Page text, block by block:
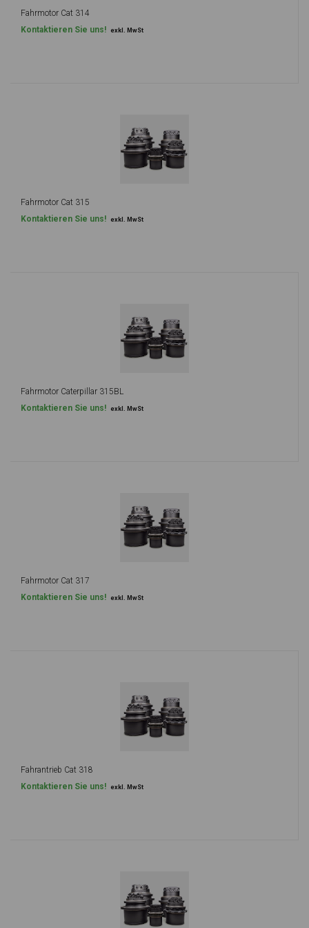
Fahrmotor Cat 314
Kontaktieren Sie uns! exkl. MwSt
Fahrmotor Cat 315
Kontaktieren Sie uns! exkl. MwSt
Fahrmotor Caterpillar 315BL
Kontaktieren Sie uns! exkl. MwSt
Fahrmotor Cat 317
Kontaktieren Sie uns! exkl. MwSt
Fahrantrieb Cat 318
Kontaktieren Sie uns! exkl. MwSt